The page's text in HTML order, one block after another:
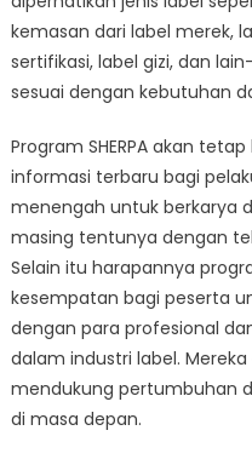
kemasan dari label merek,
sertifikasi, label gizi, dan
sesuai dengan kebutuhan
Program SHERPA akan
informasi terbaru bagi
menengah untuk berkarya
masing tentunya dengan
Selain itu harapannya
kesempatan bagi peserta
dengan para profesional
dalam industri label.
mendukung pertumbuhan
di masa depan.